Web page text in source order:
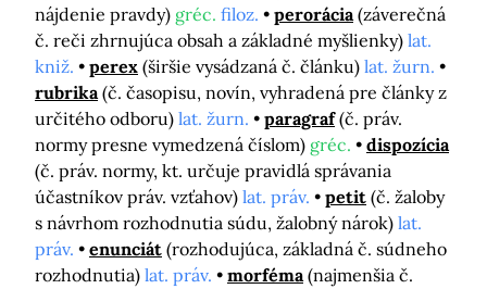
nájdenie pravdy) gréc. filoz. perorácia (záverečná
č. reči zhrnujúca obsah a základné myšlienky) lat.
kniž.
perex (širšie vysádzaná č. článku) lat. žurn.
rubrika (č. časopisu, novín, vyhradená pre články z
určitého odboru) lat. žurn. paragraf (č. práv.
normy presne vymedzená číslom) gréc.
dispozícia
(č. práv. normy, kt. určuje pravidlá správania
účastníkov práv. vzťahov) lat. práv. petit (č. žaloby
s návrhom rozhodnutia súdu, žalobný nárok) lat.
práv.
enunciát (rozhodujúca, základná č. súdneho
rozhodnutia) lat. práv. morféma (najmenšia č.